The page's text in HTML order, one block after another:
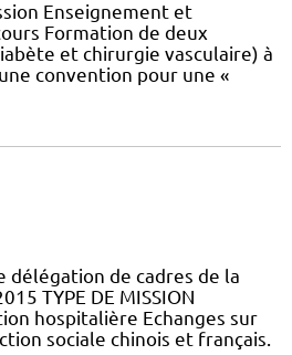
Enseignement et
Formation de deux
et chirurgie vasculaire) à
convention pour une «
délégation de cadres de la
TYPE DE MISSION
hospitalière Echanges sur
sociale chinois et français.